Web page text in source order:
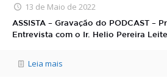
13 de Maio de 2022
ASSISTA – Gravação do PODCAST –
Entrevista com o Ir. Helio Pereira Leite
Leia mais